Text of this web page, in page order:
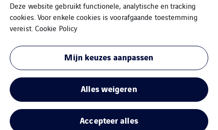
Gegevensbeschermimg
Impressum
Cookies
Sitemap
Deze website gebruikt functionele, analytische en tracking
cookies. Voor enkele cookies is voorafgaande toestemming
vereist. Cookie Policy
Mijn keuzes aanpassen
Alles weigeren
Accepteer alles